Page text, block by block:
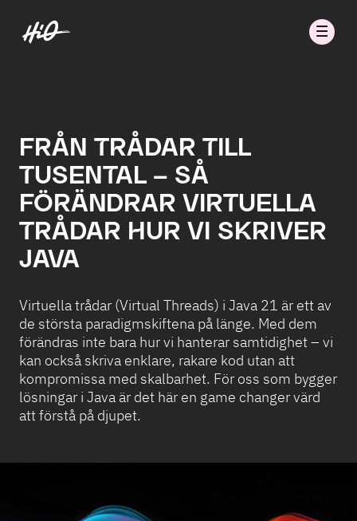
FRÅN TRÅDAR TILL
TUSENTAL – SÅ
FÖRÄNDRAR VIRTUELLA
TRÅDAR HUR VI SKRIVER
JAVA
Virtuella trådar (Virtual Threads) i Java 21 är ett av
de största paradigmskiftena på länge. Med dem
förändras inte bara hur vi hanterar samtidighet – vi
kan också skriva enklare, rakare kod utan att
kompromissa med skalbarhet. För oss som bygger
lösningar i Java är det här en game changer värd
att förstå på djupet.